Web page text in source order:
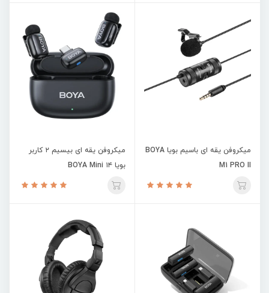
میکروفن یقه ای باسیم بویا BOYA
M1 PRO II
میکروفن یقه ای بیسیم ۲ کاربر
بویا BOYA Mini ۱۴